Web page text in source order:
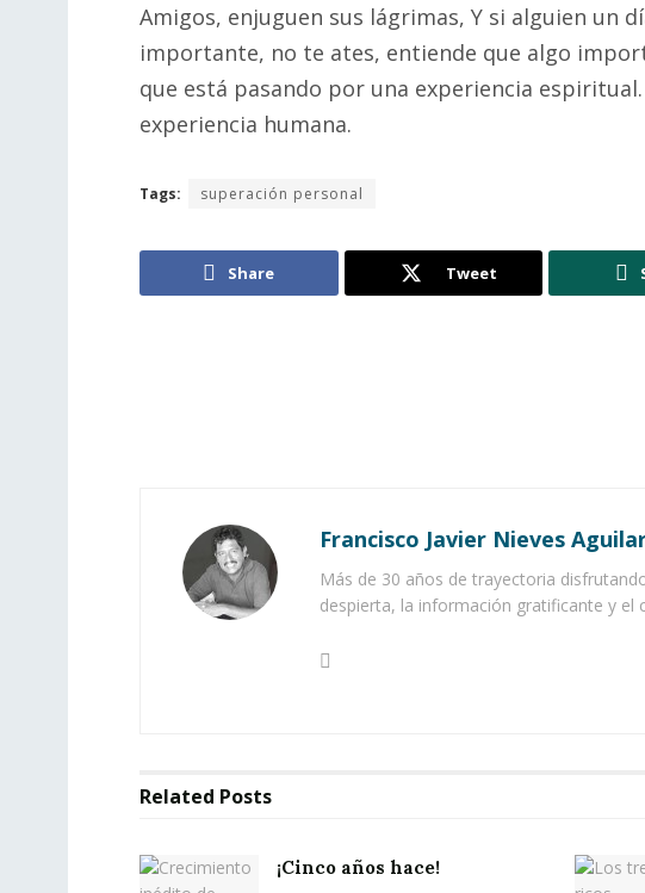
Amigos, enjuguen sus lágrimas, Y si alguien un
importante, no te ates, entiende que algo
que está pasando por una experiencia
experiencia humana.
Tags: superación personal
Share Tweet
Francisco Javier Nieves
Más de 30 años de trayectoria
despierta, la información gratificante y el
Related Posts
¡Cinco años hace!